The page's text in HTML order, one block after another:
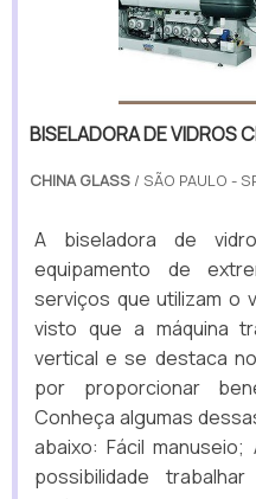
BISELADORA DE VIDROS
CHINA GLASS / SÃO PAULO -
A biseladora de
equipamento de
serviços que utilizam o
visto que a máquina
vertical e se destaca
por proporcionar
Conheça algumas
abaixo: Fácil
possibilidade